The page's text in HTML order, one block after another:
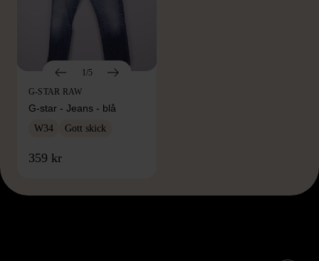
1/5
G-STAR RAW
G-star - Jeans - blå
W34 Gott skick
359 kr